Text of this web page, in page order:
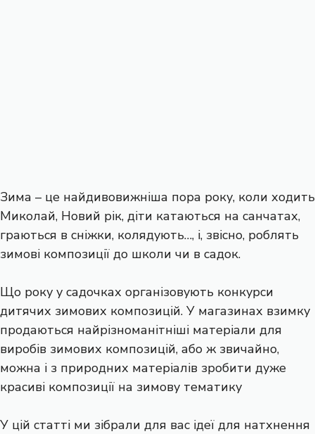
Зима – це найдивовижніша пора року, коли ходить
Миколай, Новий рік, діти катаються на санчатах,
граються в сніжки, колядують…, і, звісно, роблять
зимові композиції до школи чи в садок.
Що року у садочках організовують конкурси
дитячих зимових композицій. У магазинах взимку
продаються найрізноманітніші матеріали для
виробів зимових композицій, або ж звичайно,
можна і з природних матеріалів зробити дуже
красиві композиції на зимову тематику
У цій статті ми зібрали для вас ідеї для натхнення